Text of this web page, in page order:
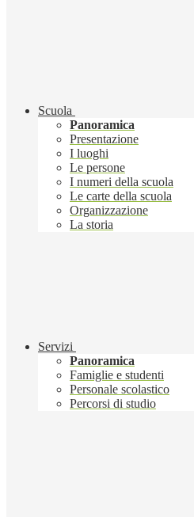
Scuola
Panoramica
Presentazione
I luoghi
Le persone
I numeri della scuola
Le carte della scuola
Organizzazione
La storia
Servizi
Panoramica
Famiglie e studenti
Personale scolastico
Percorsi di studio